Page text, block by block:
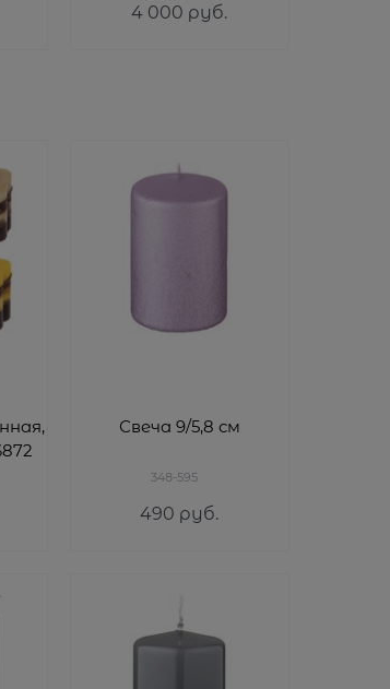
4 000 руб.
Свеча 9/5,8 см
348-595
490 руб.